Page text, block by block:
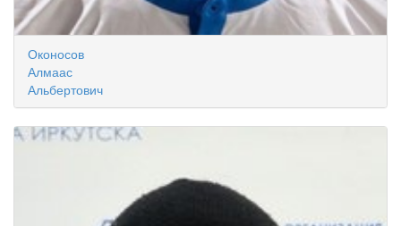
Оконосов
Алмаас
Альбертович